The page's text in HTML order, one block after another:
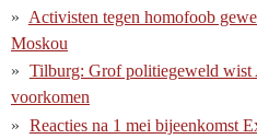
Activisten tegen homofoob
Moskou
Tilburg: Grof politiegeweld wist
voorkomen
Reacties na 1 mei bijeenkomst